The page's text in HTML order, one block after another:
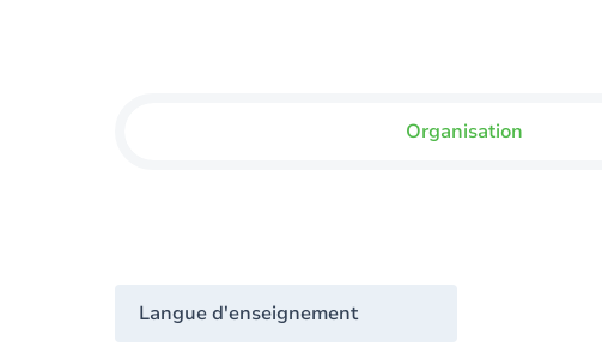
Organisation
Langue d'enseignement